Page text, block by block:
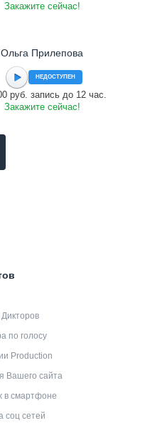
Закажите сейчас!
Ольга Прилепова
НЕДОСТУПЕН
руб. запись до 12 час.
Закажите сейчас!
по голосу
Production
Вашего сайта
в смартфоне
соц сетей